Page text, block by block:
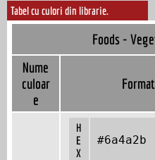
Tabel cu culori din librarie.
Foods -
Nume
culoar
e
Format
H
E
X
#6a4a2b